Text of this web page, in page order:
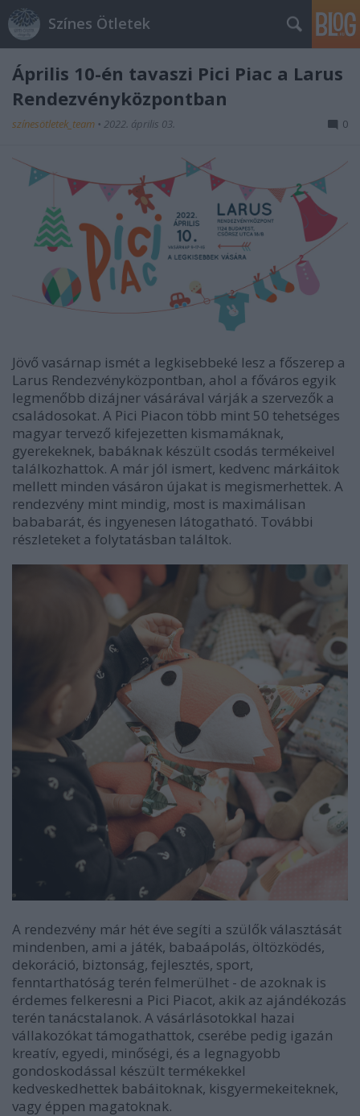
Színes Ötletek
Április 10-én tavaszi Pici Piac a Larus
Rendezvényközpontban
színesötletek_team • 2022. április 03. 0
Jövő vasárnap ismét a legkisebbeké lesz a főszerep a
Larus Rendezvényközpontban, ahol a főváros egyik
legmenőbb dizájner vásárával várják a szervezők a
családosokat. A Pici Piacon több mint 50 tehetséges
magyar tervező kifejezetten kismamáknak,
gyerekeknek, babáknak készült csodás termékeivel
találkozhattok. A már jól ismert, kedvenc márkáitok
mellett minden vásáron újakat is megismerhettek. A
rendezvény mint mindig, most is maximálisan
bababarát, és ingyenesen látogatható. További
részleteket a folytatásban találtok.
A rendezvény már hét éve segíti a szülők választását
mindenben, ami a játék, babaápolás, öltözködés,
dekoráció, biztonság, fejlesztés, sport,
fenntarthatóság terén felmerülhet - de azoknak is
érdemes felkeresni a Pici Piacot, akik az ajándékozás
terén tanácstalanok. A vásárlásotokkal hazai
vállakozókat támogathattok, cserébe pedig igazán
kreatív, egyedi, minőségi, és a legnagyobb
gondoskodással készült termékekkel
kedveskedhettek babáitoknak, kisgyermekeiteknek,
vagy éppen magatoknak.